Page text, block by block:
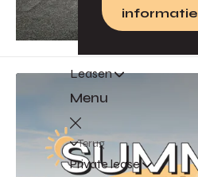
informatie
Leasen
Menu
Terug
Private lease